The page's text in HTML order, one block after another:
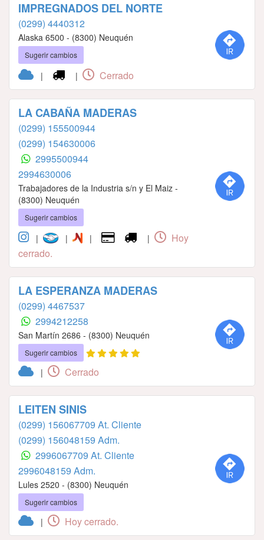
IMPREGNADOS DEL NORTE
(0299) 4440312
Alaska 6500 - (8300) Neuquén
Sugerir cambios
| | Cerrado
LA CABAÑA MADERAS
(0299) 155500944
(0299) 154630006
2995500944
2994630006
Trabajadores de la Industria s/n y El Maiz -
(8300) Neuquén
Sugerir cambios
| | | |
Hoy
cerrado.
LA ESPERANZA MADERAS
(0299) 4467537
2994212258
San Martín 2686 - (8300) Neuquén
Sugerir cambios
| Cerrado
LEITEN SINIS
(0299) 156067709 At. Cliente
(0299) 156048159 Adm.
2996067709 At. Cliente
2996048159 Adm.
Lules 2520 - (8300) Neuquén
Sugerir cambios
| Hoy cerrado.